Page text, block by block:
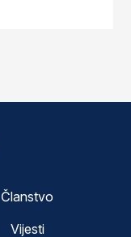
Članstvo
Vijesti